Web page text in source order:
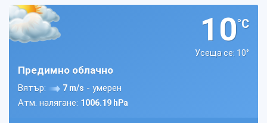
10°C
Усеща се: 10°
Предимно облачно
Вятър: 7 m/s - умерен
Атм. налягане: 1006.19 hPa